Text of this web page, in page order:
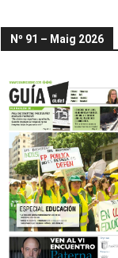
Nº 91 – Maig 2026